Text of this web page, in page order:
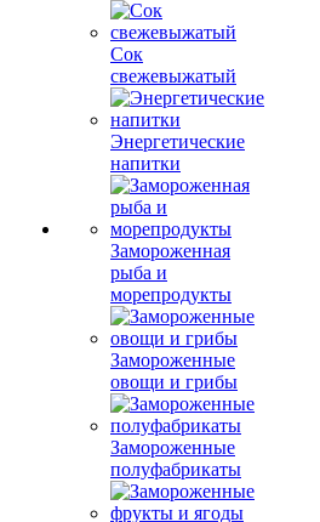
Сок
свежевыжатый
Энергетические
напитки
Замороженная
рыба и
морепродукты
Замороженные
овощи и грибы
Замороженные
полуфабрикаты